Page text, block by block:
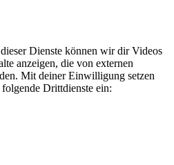
Dienste können wir dir Videos
anzeigen, die von externen
Mit deiner Einwilligung setzen
Drittdienste ein: